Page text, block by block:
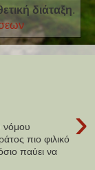
διάταξη.
›
νόμου
πιο φιλικό
παύει να